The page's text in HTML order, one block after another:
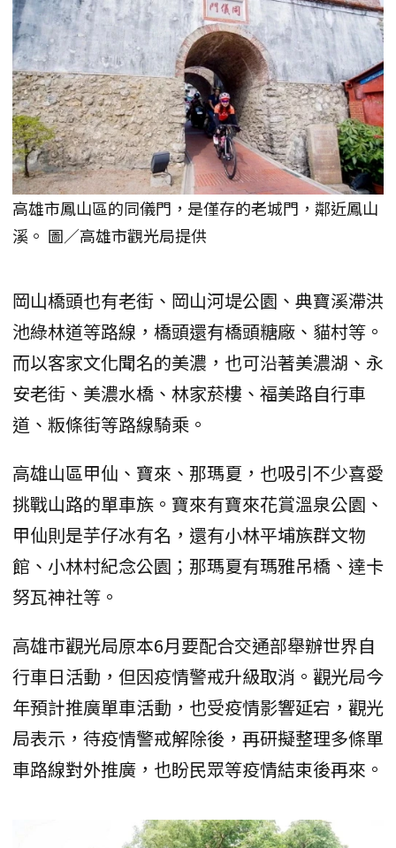
高雄市鳳山區的同儀門，是僅存的老城門，鄰近鳳山
溪。 圖／高雄市觀光局提供
岡山橋頭也有老街、岡山河堤公園、典寶溪滯洪
池綠林道等路線，橋頭還有橋頭糖廠、貓村等。
而以客家文化聞名的美濃，也可沿著美濃湖、永
安老街、美濃水橋、林家菸樓、福美路自行車
道、粄條街等路線騎乘。
高雄山區甲仙、寶來、那瑪夏，也吸引不少喜愛
挑戰山路的單車族。寶來有寶來花賞溫泉公園、
甲仙則是芋仔冰有名，還有小林平埔族群文物
館、小林村紀念公園；那瑪夏有瑪雅吊橋、達卡
努瓦神社等。
高雄市觀光局原本6月要配合交通部舉辦世界自
行車日活動，但因疫情警戒升級取消。觀光局今
年預計推廣單車活動，也受疫情影響延宕，觀光
局表示，待疫情警戒解除後，再研擬整理多條單
車路線對外推廣，也盼民眾等疫情結束後再來。